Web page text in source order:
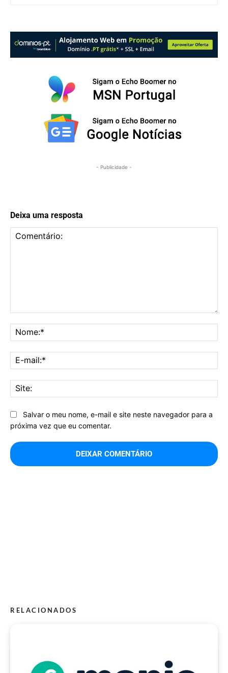
- Publicidade -
Deixa uma resposta
Salvar o meu nome, e-mail e site neste navegador para a
próxima vez que eu comentar.
RELACIONADOS